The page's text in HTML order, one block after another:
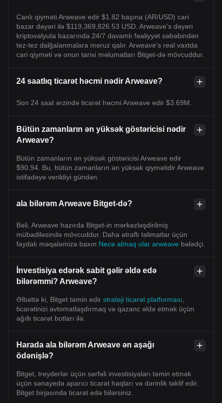
Canlı qiyməti Arweave edir $1.82 başına (AR/USD) cari
bazar dəyəri ilə $119,369,826.53 USD. Arweave's dəyəri
kriptovalyuta bazarında 24/7 davamlı fəaliyyət səbəbindən
tez-tez dalğalanmalara məruz qalır. Arweave's real vaxtda
cari qiyməti və onun tarixi məlumatları Bitget-də mövcuddur.
24 saatlıq ticarət həcmi nədir Arweave?
Son 24 saat ərzində ticarət həcmi Arweave edir $3.69M.
Bütün zamanların ən yüksək göstəricisi nədir
Arweave?
Bütün zamanların ən yüksək göstəricisi Arweave edir
$90.94. Bu, bütün zamanların ən yüksək qiymətidir Arweave
istifadəyə verildiyi gündən.
ala bilərəm Arweave Bitget-də?
Bəli, Arweave hazırda Bitget-in mərkəzləşdirilmiş
mübadiləsində mövcuddur. Daha ətraflı təlimatlar üçün
faydalı məqaləmizə baxın Necə almaq olar arweave bələdçi.
İnvestisiya edərək sabit gəlir əldə edə
bilərəmmi? Arweave?
Əlbəttə ki, Bitget təmin edir strateji ticarət platforması
ticarətinizi avtomatlaşdırmaq və qazanc əldə etmək üçün
ağıllı ticarət botları ilə.
Harada ala bilərəm Arweave ən aşağı
ödənişlə?
Bitget, treyderlər üçün sərfəli investisiyaları təmin etmək
üçün sənayedə aparıcı ticarət haqları və dərinlik təklif edir.
Bitget birjasında ticarət edə bilərsiniz.